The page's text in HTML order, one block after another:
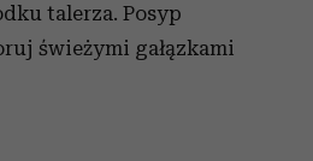
talerza. Posyp
świeżymi gałązkami